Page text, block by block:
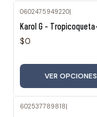
0602475949220|
Karol G -
$0
VER OPCIONES
602537789818